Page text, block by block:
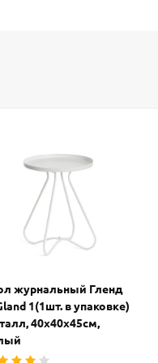
журнальный Гленд
1(1шт. в упаковке)
40х40х45см,